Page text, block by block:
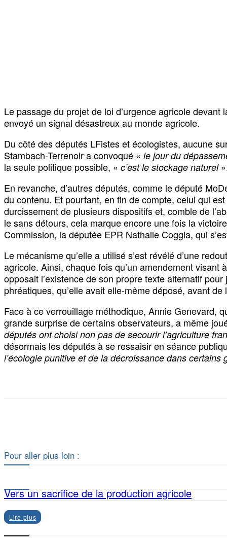
Le passage du projet de loi d’urgence agricole
envoyé un signal désastreux au monde agricole.
Du côté des députés LFistes et écologistes, aucune
Stambach-Terrenoir a convoqué « le jour du
la seule politique possible, « c’est le stockage naturel
En revanche, d’autres députés, comme le député
du contenu. Et pourtant, en fin de compte, celui qui
durcissement de plusieurs dispositifs et, comble de
le sans détours, cela marque encore une fois la
Commission, la députée EPR Nathalie Coggia, qui
Le mécanisme qu’elle a utilisé s’est révélé d’une
agricole. Ainsi, chaque fois qu’un amendement
opposait l’existence de son propre texte alternatif
phréatiques, qu’elle avait elle-même déposé, avant
Face à ce verrouillage méthodique, Annie Genevard,
grande surprise de certains observateurs, a même
députés ont choisi non pas de secourir l’agriculture
désormais les députés à se ressaisir en séance
l’écologie punitive et de la décroissance dans certains
Pour aller plus loin :
Vers un sacrifice de la production agricole
Lire plus